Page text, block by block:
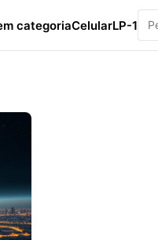
categoriaCelularLP-1